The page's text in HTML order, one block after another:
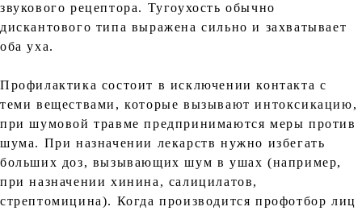
звукового рецептора. Тугоухость обычно
дискантового типа выражена сильно и захватывает
оба уха.
Профилактика состоит в исключении контакта с
теми веществами, которые вызывают интоксикацию,
при шумовой травме предпринимаются меры против
шума. При назначении лекарств нужно избегать
больших доз, вызывающих шум в ушах (например,
при назначении хинина, салицилатов,
стрептомицина). Когда производится профотбор лиц